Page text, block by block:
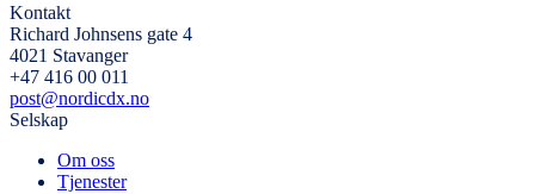
Kontakt
Richard Johnsens gate 4
4021 Stavanger
+47 416 00 011
post@nordicdx.no
Selskap
Om oss
Tjenester